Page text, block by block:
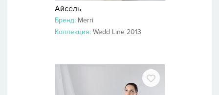
Айсель
Бренд: Merri
Коллекция: Wedd Line 2013